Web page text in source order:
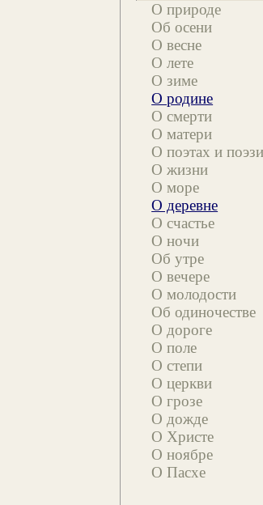
О природе
Об осени
О весне
О лете
О зиме
О родине
О смерти
О матери
О поэтах и
О жизни
О море
О деревне
О счастье
О ночи
Об утре
О вечере
О молодости
Об одиночестве
О дороге
О поле
О степи
О церкви
О грозе
О дожде
О Христе
О ноябре
О Пасхе